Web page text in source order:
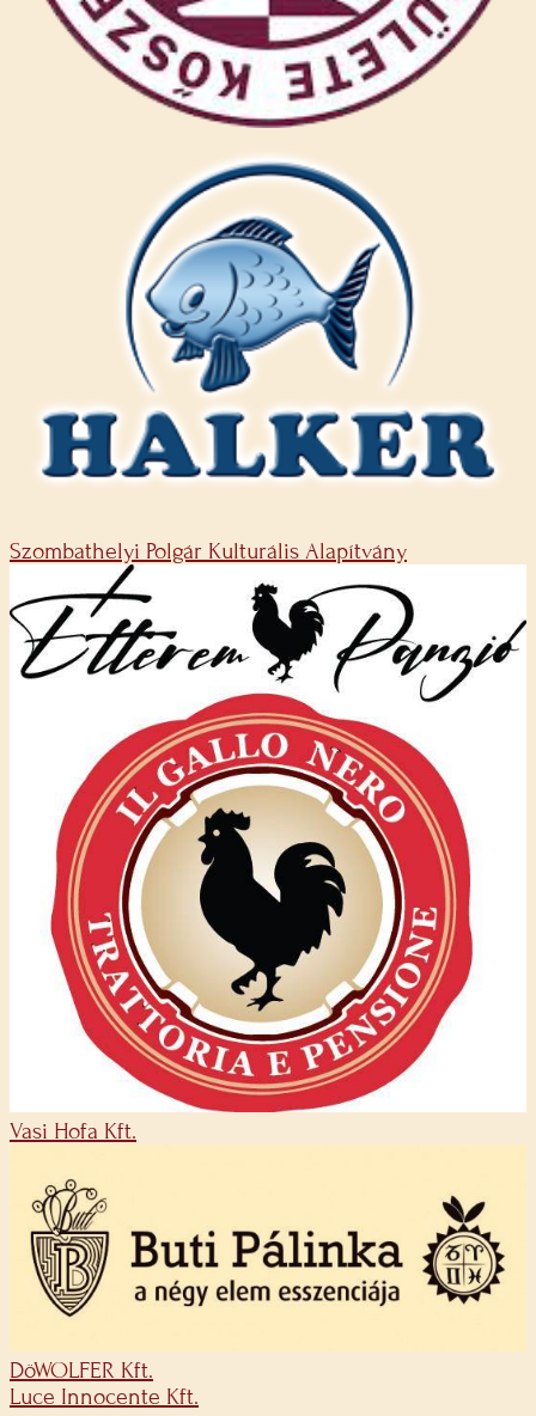
Szombathelyi Polgár Kulturális Alapítvány
Vasi Hofa Kft.
DöWOLFER Kft.
Luce Innocente Kft.